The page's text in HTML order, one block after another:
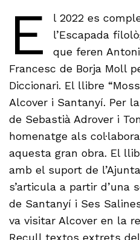
E
l 2022 es
l’Escapada
que feren
Francesc de Borja Moll
Diccionari. El llibre
Alcover i Santanyí. Per
de Sebastià Adrover i
homenatge als
aquesta gran obra. El
amb el suport de
s’articula a partir d’una
de Santanyí i Ses
va visitar Alcover en la
Recull textos extrets